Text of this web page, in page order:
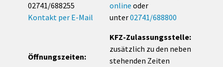
02741/688255
Kontakt per E-Mail
Öffnungszeiten:
online oder
unter02741/688800
KFZ-Zulassungsstelle:
zusätzlich zu den neben
stehenden Zeiten